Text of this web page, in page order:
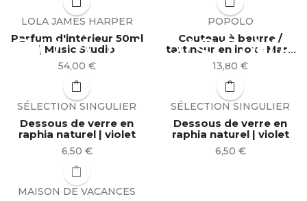
OU À LA PISCINE!
LOLA JAMES HARPER
Parfum d'intérieur 50ml
| Music Studio
Prix
54,00 €
POPOLO
Couteau à beurre /
tartineur en inox ◦ Mare
Rose
Prix
13,80 €
SÉLECTION SINGULIER
Dessous de verre en
raphia naturel | violet
Prix
6,50 €
SÉLECTION SINGULIER
Dessous de verre en
raphia naturel | violet
Prix
6,50 €
MAISON DE VACANCES